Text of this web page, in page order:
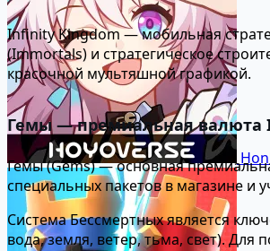
Infinity Kingdom — мобильная
(Immortals) и стратегическое
красочной мультяшной графикой.
Гемы — премиальная валюта
Гемы (Gems) — основная
специальных пакетов в магазине и
Система Бессмертных является
вода, земля, ветер, тьма, свет).